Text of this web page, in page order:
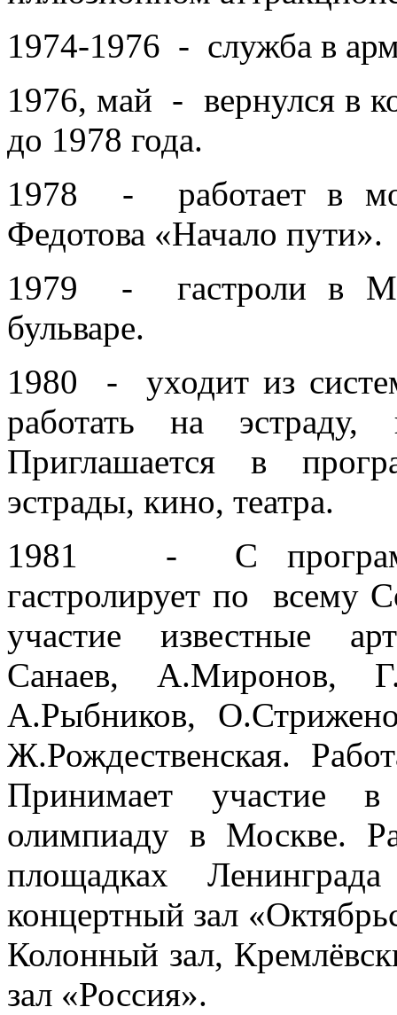
1974-1976 - служба в
1976, май - вернулся в
до 1978 года.
1978 - работает в
Федотова «Начало пути».
1979 - гастроли в
бульваре.
1980 - уходит из
работать на эстраду,
Приглашается в
эстрады, кино, театра.
1981 - С
гастролирует по всему
участие известные
Санаев, А.Миронов,
А.Рыбников,
Ж.Рождественская.
Принимает участие в
олимпиаду в Москве.
площадках
концертный зал
Колонный зал,
зал «Россия».